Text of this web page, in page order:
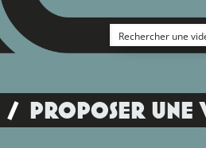
PROPOSER UNE